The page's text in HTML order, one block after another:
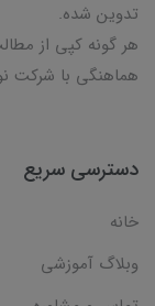
تدوین شده.
هر گونه کپی از
هماهنگی با شرکت
دسترسی سریع
خانه
وبلاگ آموزشی